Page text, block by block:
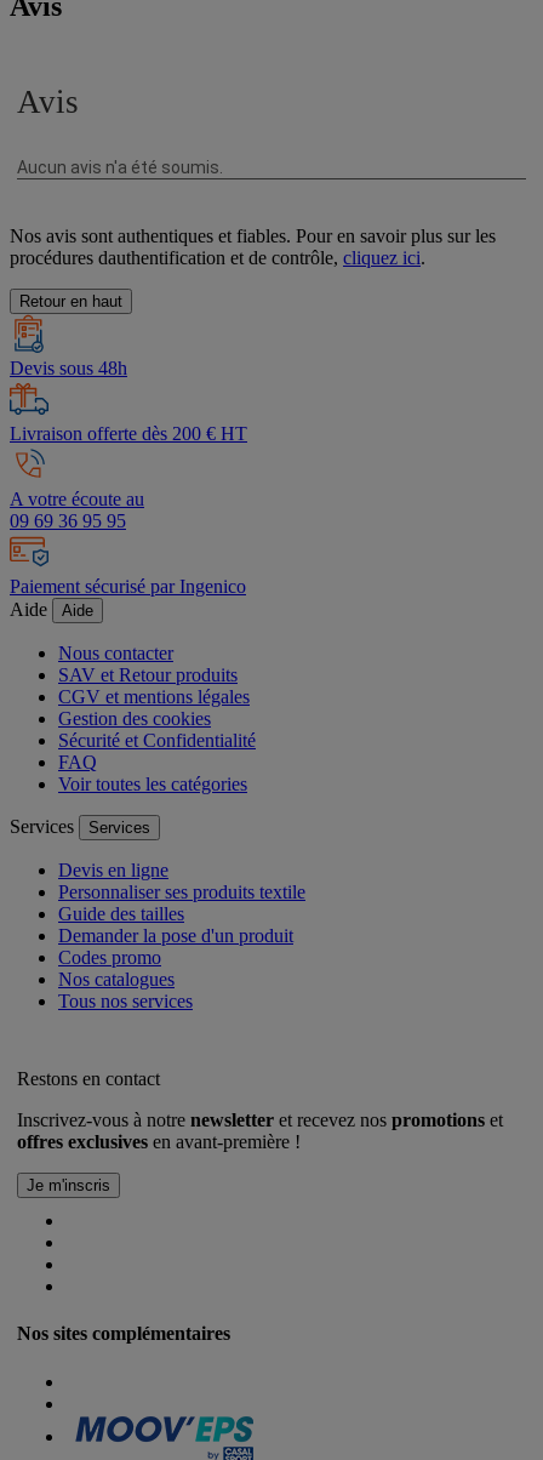
Nos avis sont authentiques et fiables. Pour en savoir plus sur les
procédures dauthentification et de contrôle, cliquez ici.
Retour en haut
Devis sous 48h
Livraison offerte dès 200 € HT
A votre écoute au
09 69 36 95 95
Paiement sécurisé par Ingenico
Aide
Aide
Nous contacter
SAV et Retour produits
CGV et mentions légales
Gestion des cookies
Sécurité et Confidentialité
FAQ
Voir toutes les catégories
Services Services
Devis en ligne
Personnaliser ses produits textile
Guide des tailles
Demander la pose d'un produit
Codes promo
Nos catalogues
Tous nos services
Restons en contact
Inscrivez-vous à notre newsletter et recevez nos promotions et
offres exclusives en avant-première !
Nos sites complémentaires